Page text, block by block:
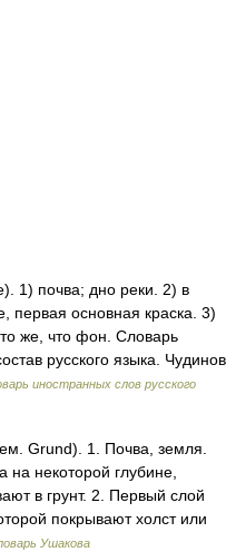
1) почва; дно реки. 2) в
первая основная краска. 3)
же, что фон. Словарь
русского языка. Чудинов
иностранных слов русского
Grund). 1. Почва, земля.
на некоторой глубине,
в грунт. 2. Первый слой
покрывают холст или
Ушакова